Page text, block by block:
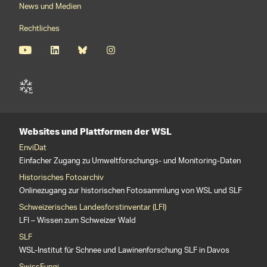
News und Medien
Rechtliches
Websites und Plattformen der WSL
EnviDat
Einfacher Zugang zu Umweltforschungs- und Monitoring-Daten
Historisches Fotoarchiv
Onlinezugang zur historischen Fotosammlung von WSL und SLF
Schweizerisches Landesforstinventar (LFI)
LFI – Wissen zum Schweizer Wald
SLF
WSL-Institut für Schnee und Lawinenforschung SLF in Davos